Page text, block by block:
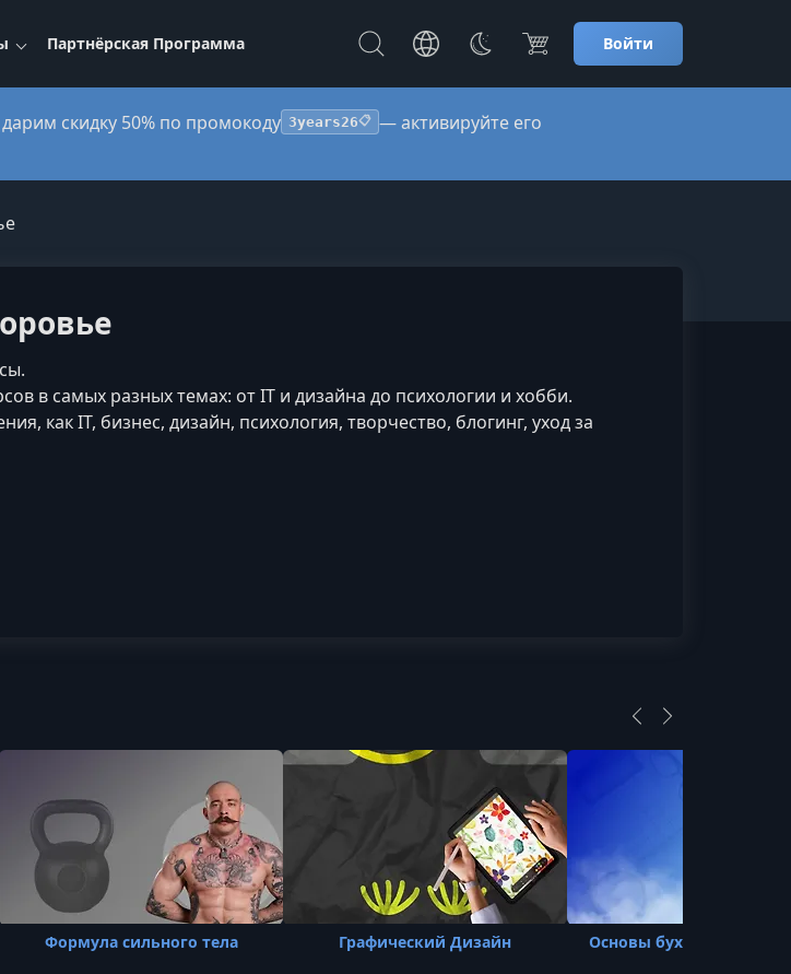
Партнёрская Программа Войти
скидку 50% по промокоду 3years26📋 — активируйте его
в самых разных темах: от IT и дизайна до психологии и хобби.
как IT, бизнес, дизайн, психология, творчество, блогинг, уход за
Формула сильного тела Графический Дизайн Основы бухгалтерского